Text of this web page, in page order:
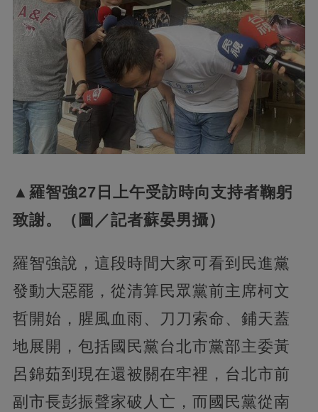
▲羅智強27日上午受訪時向支持者鞠躬
致謝。（圖／記者蘇晏男攝）
羅智強說，這段時間大家可看到民進黨
發動大惡罷，從清算民眾黨前主席柯文
哲開始，腥風血雨、刀刀索命、鋪天蓋
地展開，包括國民黨台北市黨部主委黃
呂錦茹到現在還被關在牢裡，台北市前
副市長彭振聲家破人亡，而國民黨從南